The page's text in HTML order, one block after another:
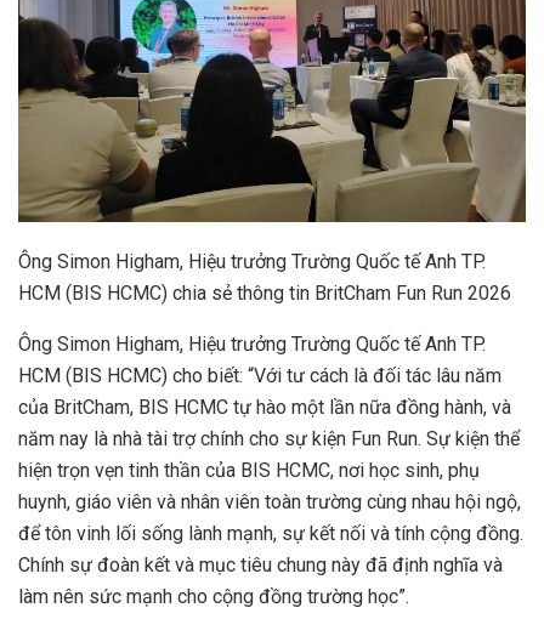
Ông Simon Higham, Hiệu trưởng Trường Quốc tế Anh TP.
HCM (BIS HCMC) chia sẻ thông tin BritCham Fun Run 2026
Ông Simon Higham, Hiệu trưởng Trường Quốc tế Anh TP.
HCM (BIS HCMC) cho biết: “Với tư cách là đối tác lâu năm
của BritCham, BIS HCMC tự hào một lần nữa đồng hành, và
năm nay là nhà tài trợ chính cho sự kiện Fun Run. Sự kiện thể
hiện trọn vẹn tinh thần của BIS HCMC, nơi học sinh, phụ
huynh, giáo viên và nhân viên toàn trường cùng nhau hội ngộ,
để tôn vinh lối sống lành mạnh, sự kết nối và tính cộng đồng.
Chính sự đoàn kết và mục tiêu chung này đã định nghĩa và
làm nên sức mạnh cho cộng đồng trường học”.